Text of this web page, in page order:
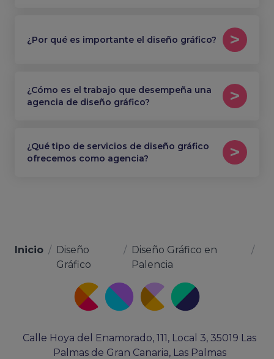
¿Por qué es importante el diseño gráfico?
¿Cómo es el trabajo que desempeña una
agencia de diseño gráfico?
¿Qué tipo de servicios de diseño gráfico
ofrecemos como agencia?
Inicio / Diseño
Gráfico
/ Diseño Gráfico en
Palencia
/
Calle Hoya del Enamorado, 111, Local 3, 35019 Las
Palmas de Gran Canaria, Las Palmas